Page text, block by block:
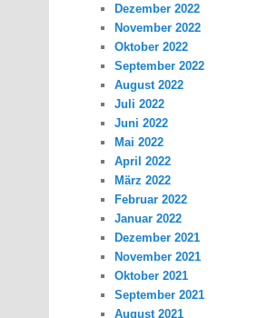
Dezember 2022
November 2022
Oktober 2022
September 2022
August 2022
Juli 2022
Juni 2022
Mai 2022
April 2022
März 2022
Februar 2022
Januar 2022
Dezember 2021
November 2021
Oktober 2021
September 2021
August 2021